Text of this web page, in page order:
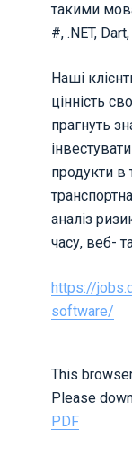
такими
#, .NET,
Наші
цінність
прагнуть
продукти в
аналіз
часу, веб-
https://
software/
This
Please
PDF